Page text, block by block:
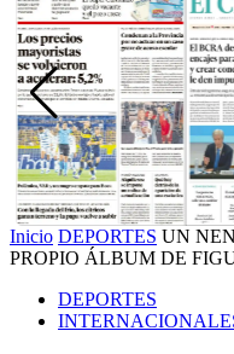
Inicio DEPORTES UN
PROPIO ÁLBUM DE
DEPORTES